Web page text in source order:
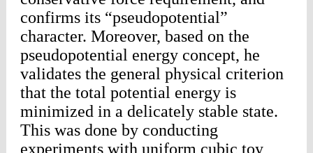
confirms its “pseudopotential”
character. Moreover, based on the
pseudopotential energy concept, he
validates the general physical criterion
that the total potential energy is
minimized in a delicately stable state.
This was done by conducting
experiments with uniform cubic toy